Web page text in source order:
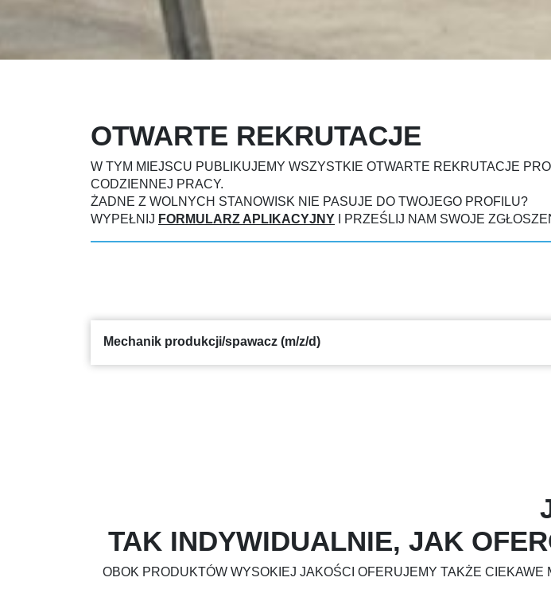
OTWARTE REKRUTACJE
W TYM MIEJSCU PUBLIKUJEMY WSZYSTKIE OTWARTE REKRUTACJE
CODZIENNEJ PRACY.
ŻADNE Z WOLNYCH STANOWISK NIE PASUJE DO TWOJEGO PROFILU?
WYPEŁNIJ FORMULARZ APLIKACYJNY I PRZEŚLIJ NAM SWOJE
Mechanik produkcji/spawacz (m/z/d)
TAK INDYWIDUALNIE, JAK
OBOK PRODUKTÓW WYSOKIEJ JAKOŚCI OFERUJEMY TAKŻE